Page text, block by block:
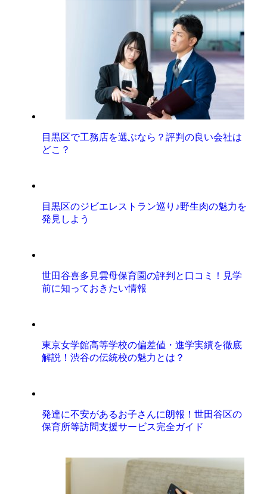
目黒区で工務店を選ぶなら？評判の良い会社は
どこ？
目黒区のジビエレストラン巡り♪野生肉の魅力を
発見しよう
世田谷喜多見雲母保育園の評判と口コミ！見学
前に知っておきたい情報
東京女学館高等学校の偏差値・進学実績を徹底
解説！渋谷の伝統校の魅力とは？
発達に不安があるお子さんに朗報！世田谷区の
保育所等訪問支援サービス完全ガイド